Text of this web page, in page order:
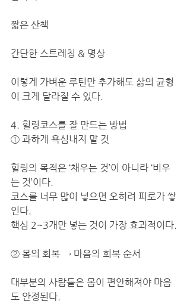
짧은 산책
간단한 스트레칭 & 명상
이렇게 가벼운 루틴만 추가해도 삶의 균형
이 크게 달라질 수 있다.
4. 힐링코스를 잘 만드는 방법
① 과하게 욕심내지 말 것
힐링의 목적은 ‘채우는 것’이 아니라 ‘비우
는 것’이다.
코스를 너무 많이 넣으면 오히려 피로가 쌓
인다.
핵심 2~3개만 넣는 것이 가장 효과적이다.
② 몸의 회복 → 마음의 회복 순서
대부분의 사람들은 몸이 편안해져야 마음
도 안정된다.